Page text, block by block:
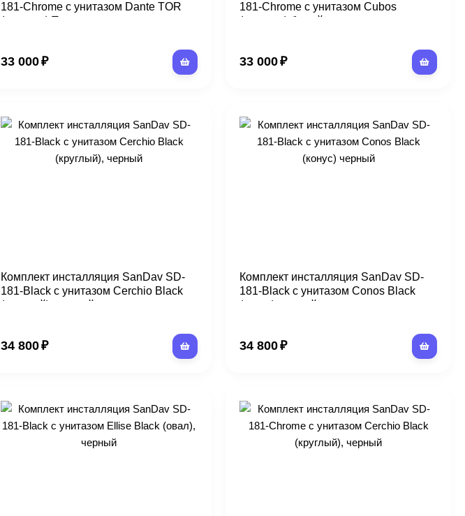
181-Chrome с унитазом Dante TOR
(квадрат) Торнадо
33 000₽
181-Chrome с унитазом Cubos
(квадрат) белый
33 000₽
Комплект инсталляция SanDav SD-
181-Black с унитазом Cerchio Black
(круглый), черный
34 800₽
Комплект инсталляция SanDav SD-
181-Black с унитазом Conos Black
(конус) черный
34 800₽